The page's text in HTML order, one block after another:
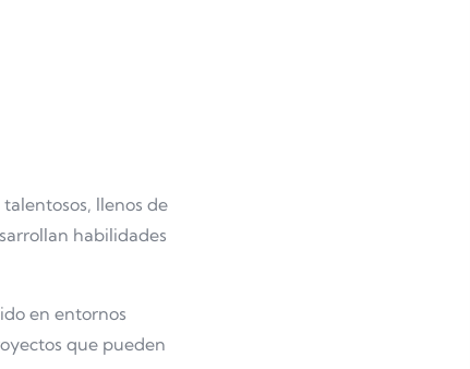
llenos de
habilidades
en entornos
que pueden